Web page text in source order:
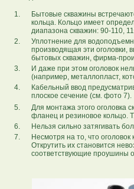
1.
Бытовые скважины
кольца. Кольцо имеет
диапазона скважин: 90-110,
2.
Уплотнение для
производящая эти оголовки,
бытовых скважин, фирма-
3.
И даже при этом оголовок
(например, металлопласт,
4.
Кабельный ввод
плоское сечение (см. фото 7).
5.
Для монтажа этого оголовка
фланец и резиновое кольцо.
6.
Нельзя сильно затягивать
7.
Несмотря на то, что
Открутить их становится
соответствующие проушины